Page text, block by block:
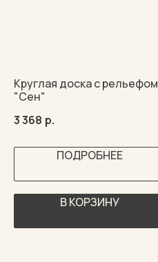
Круглая доска с рельефом
"Сен"
3 368 р.
ПОДРОБНЕЕ
В КОРЗИНУ